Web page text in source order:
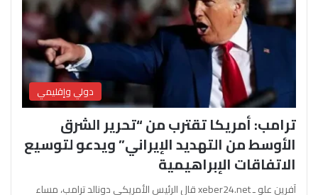
دولي وإقليمي
ترامب: أمريكا تقترب من “تحرير الشرق
الأوسط من التهديد الإيراني” ويدعو لتوسيع
الاتفاقات الإبراهيمية
آفرين علو ـ xeber24.net قال الرئيس الأمريكي دونالد ترامب، مساء